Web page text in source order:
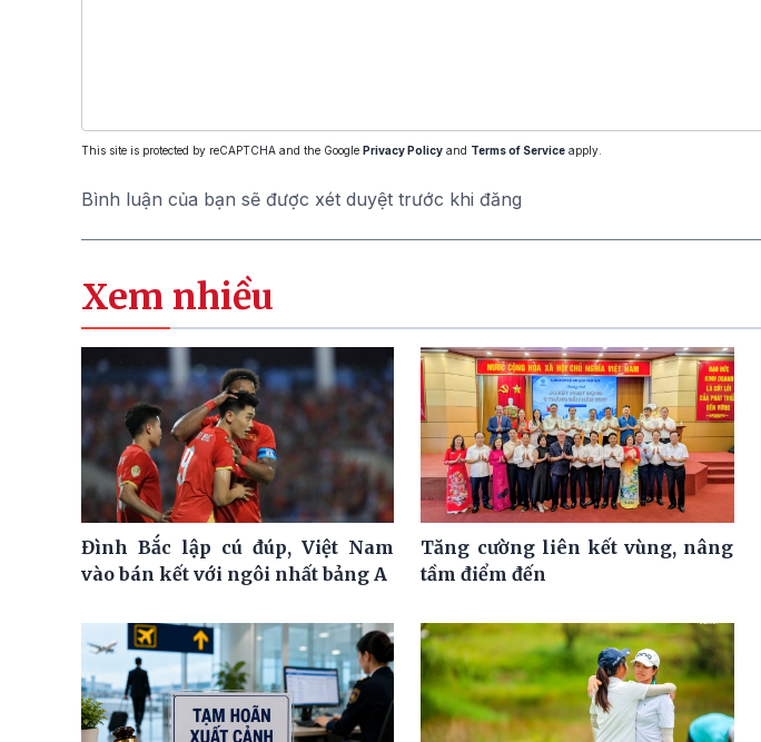
This site is protected by reCAPTCHA and the Google Privacy Policy and Terms of Service apply.
Bình luận của bạn sẽ được xét duyệt trước khi đăng
Xem nhiều
Đình Bắc lập cú đúp, Việt Nam
vào bán kết với ngôi nhất bảng A
Tăng cường liên kết vùng, nâng
tầm điểm đến